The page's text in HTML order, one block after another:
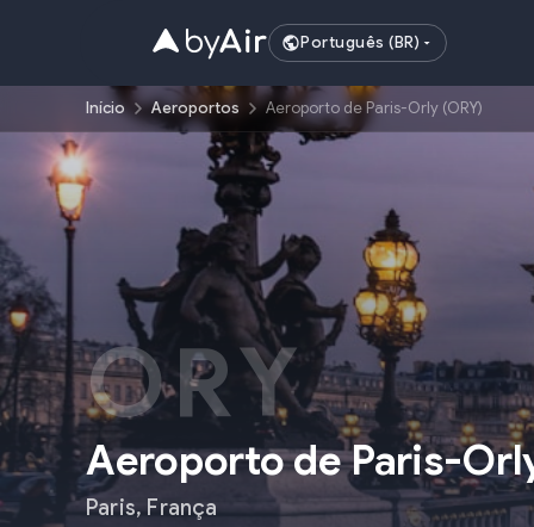
Português (BR)
Início Aeroportos Aeroporto de Paris-Orly (ORY)
ORY
Aeroporto de Paris-
Paris,França